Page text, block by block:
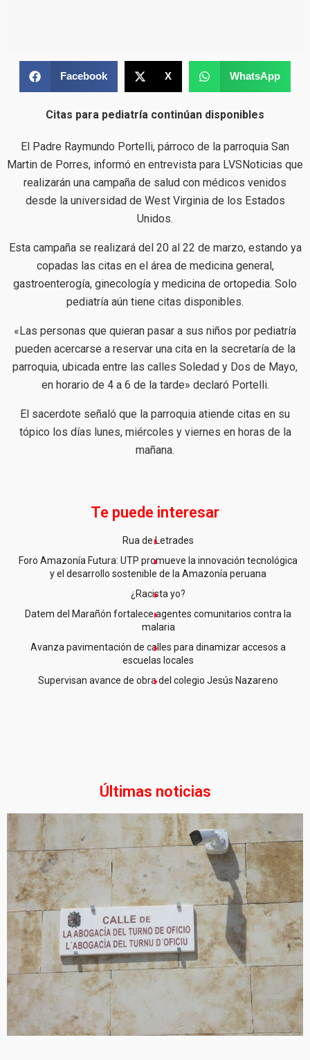
Facebook X WhatsApp
Citas para pediatría continúan disponibles
El Padre Raymundo Portelli, párroco de la parroquia San
Martin de Porres, informó en entrevista para LVSNoticias que
realizarán una campaña de salud con médicos venidos
desde la universidad de West Virginia de los Estados
Unidos.
Esta campaña se realizará del 20 al 22 de marzo, estando ya
copadas las citas en el área de medicina general,
gastroenterogía, ginecología y medicina de ortopedia. Solo
pediatría aún tiene citas disponibles.
«Las personas que quieran pasar a sus niños por pediatría
pueden acercarse a reservar una cita en la secretaría de la
parroquia, ubicada entre las calles Soledad y Dos de Mayo,
en horario de 4 a 6 de la tarde» declaró Portelli.
El sacerdote señaló que la parroquia atiende citas en su
tópico los días lunes, miércoles y viernes en horas de la
mañana.
Te puede interesar
Rua de Letrades
Foro Amazonía Futura: UTP promueve la innovación tecnológica
y el desarrollo sostenible de la Amazonía peruana
¿Racista yo?
Datem del Marañón fortalece agentes comunitarios contra la
malaria
Avanza pavimentación de calles para dinamizar accesos a
escuelas locales
Supervisan avance de obra del colegio Jesús Nazareno
Últimas noticias